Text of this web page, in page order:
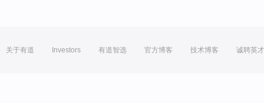
关于有道 Investors 有道智选 官方博客 技术博客 诚聘英才